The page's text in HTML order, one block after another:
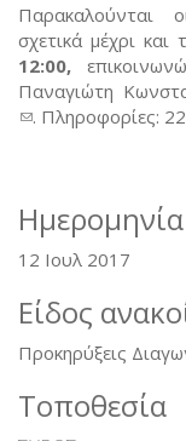
Παρακαλούνται
σχετικά μέχρι και
12:00,
Παναγιώτη
(link sends e-mail)
. Πληροφορίες:
12 Ιουλ 2017
Είδος
Προκηρύξεις
Τοποθεσία